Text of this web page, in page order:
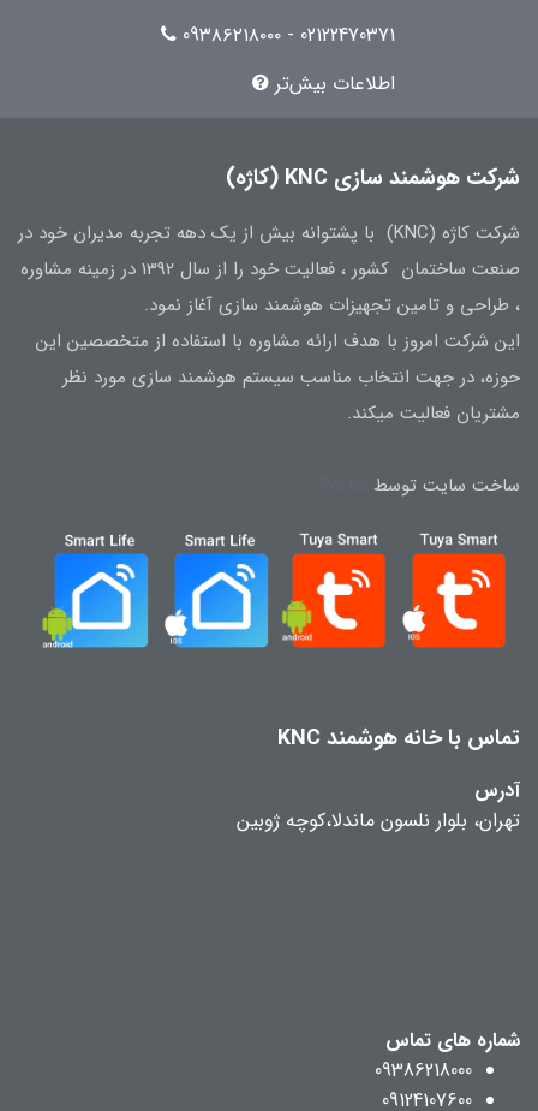
02122470371 - 09۳۸۶۲۱۸۰۰۰
اطلاعات بیش‌تر
شرکت هوشمند سازی KNC (کاژه)
شرکت کاژه (KNC) با پشتوانه بیش از یک دهه تجربه مدیران خود در
صنعت ساختمان کشور ، فعالیت خود را از سال 1392 در زمینه مشاوره
، طراحی و تامین تجهیزات هوشمند سازی آغاز نمود.
این شرکت امروز با هدف ارائه مشاوره با استفاده از متخصصین این
حوزه، در جهت انتخاب مناسب سیستم هوشمند سازی مورد نظر
مشتریان فعالیت میکند.
ساخت سایت توسط
تماس با خانه هوشمند KNC
آدرس
تهران، بلوار نلسون ماندلا،کوچه ژوبین
شماره های تماس
09386218000
09124107600